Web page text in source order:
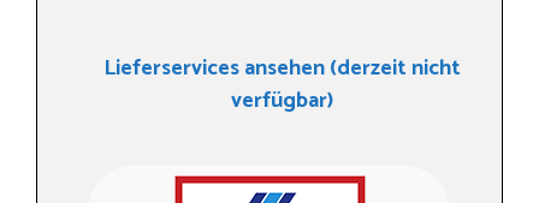
Lieferservices ansehen (derzeit nicht
verfügbar)